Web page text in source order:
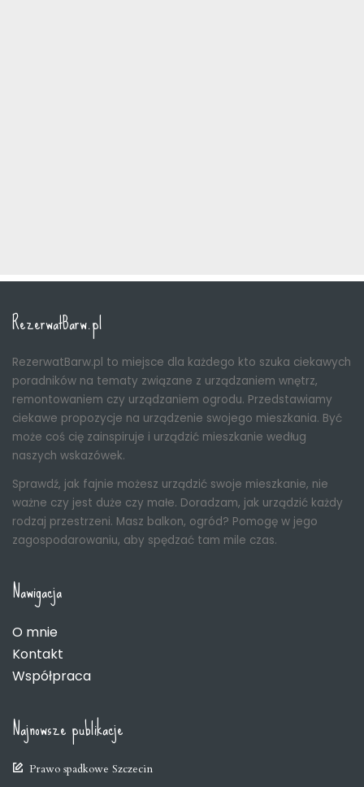
RezerwatBarw.pl
RezerwatBarw.pl to miejsce dla każdego kto szuka ciekawych
poradników na tematy związane z urządzaniem wnętrz,
remontowaniem czy urządzaniem ogrodu. Przedstawiamy
ciekawe propozycje na urządzenie swojego mieszkania. Być
może coś cię zainspiruje i urządzić mieszkanie według
naszych wskazówek.
Sprawdź, jak fajnie możesz urządzić swoje mieszkanie, nie
ważne czy jest duże czy małe. Doradzam, jak urządzić każdy
rodzaj przestrzeni. Masz balkon, ogród? Pomogę w jego
zagospodarowaniu, aby spędzać tam mile czas.
Nawigacja
O mnie
Kontakt
Współpraca
Najnowsze publikacje
Prawo spadkowe Szczecin